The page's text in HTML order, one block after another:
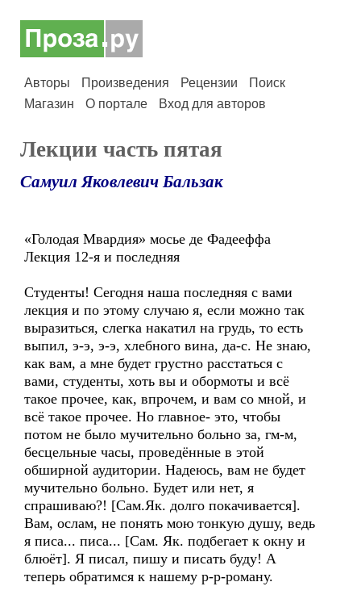
Авторы Произведения Рецензии
Поиск
Магазин
О портале Вход для авторов
Лекции часть пятая
Самуил Яковлевич Бальзак
«Голодая Мвардия» мосье де Фадееффа
Лекция 12-я и последняя
Студенты! Сегодня наша последняя с вами
лекция и по этому случаю я, если можно так
выразиться, слегка накатил на грудь, то есть
выпил, э-э, э-э, хлебного вина, да-с. Не знаю,
как вам, а мне будет грустно расстаться с
вами, студенты, хоть вы и обормоты и всё
такое прочее, как, впрочем, и вам со мной, и
всё такое прочее. Но главное- это, чтобы
потом не было мучительно больно за, гм-м,
бесцельные часы, проведённые в этой
обширной аудитории. Надеюсь, вам не будет
мучительно больно. Будет или нет, я
спрашиваю?! [Сам.Як. долго покачивается].
Вам, ослам, не понять мою тонкую душу, ведь
я писа... писа... [Сам. Як. подбегает к окну и
блюёт]. Я писал, пишу и писать буду! А
теперь обратимся к нашему р-р-роману.